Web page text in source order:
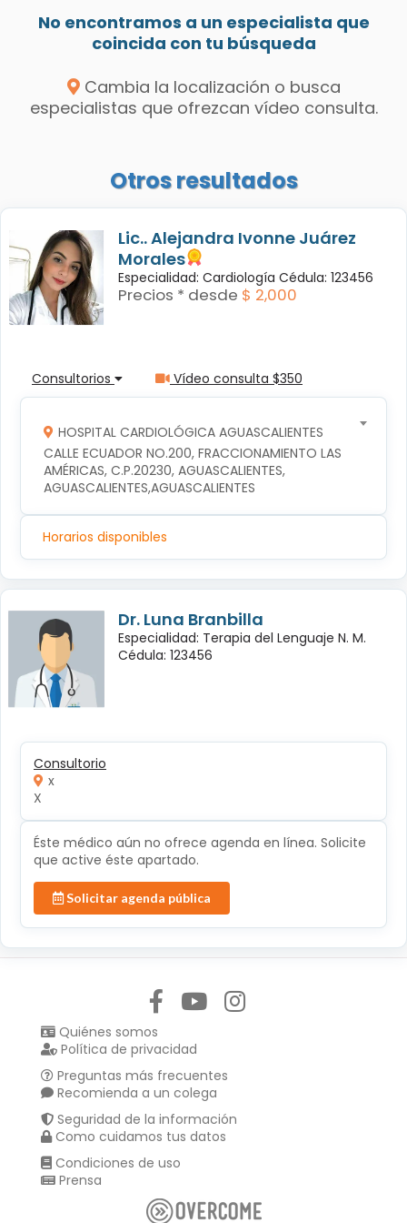
No encontramos a un especialista que
coincida con tu búsqueda
Cambia la localización o busca
especialistas que ofrezcan vídeo consulta.
Otros resultados
Lic.. Alejandra Ivonne Juárez
Morales
Especialidad: Cardiología Cédula: 123456
Precios * desde $ 2,000
Consultorios Vídeo consulta $350
HOSPITAL CARDIOLÓGICA AGUASCALIENTES
CALLE ECUADOR NO.200, FRACCIONAMIENTO LAS
AMÉRICAS, C.P.20230, AGUASCALIENTES,
AGUASCALIENTES,AGUASCALIENTES
Horarios disponibles
Dr. Luna Branbilla
Especialidad: Terapia del Lenguaje N. M.
Cédula: 123456
Consultorio
x
X
Éste médico aún no ofrece agenda en línea. Solicite
que active éste apartado.
Solicitar agenda pública
Quiénes somos
Política de privacidad
Preguntas más frecuentes
Recomienda a un colega
Seguridad de la información
Como cuidamos tus datos
Condiciones de uso
Prensa